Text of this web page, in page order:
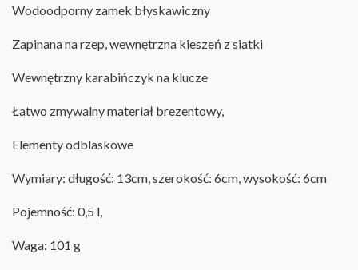
Wodoodporny zamek błyskawiczny
Zapinana na rzep, wewnętrzna kieszeń z siatki
Wewnętrzny karabińczyk na klucze
Łatwo zmywalny materiał brezentowy,
Elementy odblaskowe
Wymiary: długość: 13cm, szerokość: 6cm, wysokość: 6cm
Pojemność: 0,5 l,
Waga: 101 g